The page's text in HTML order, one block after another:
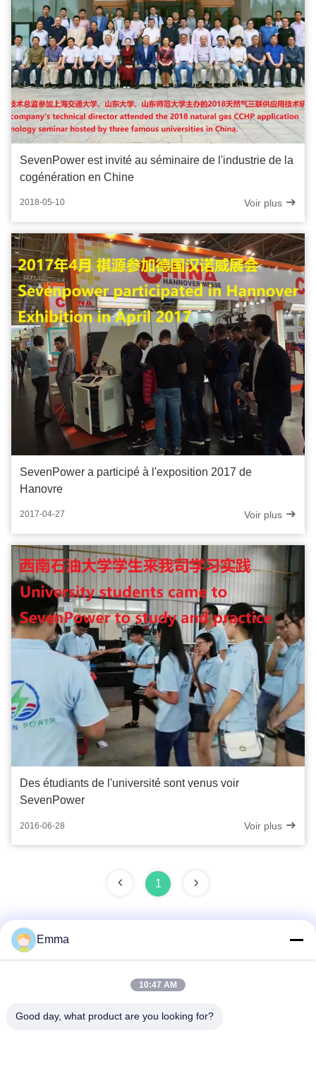
SevenPower est invité au séminaire de l'industrie de la
cogénération en Chine
2018-05-10 Voir plus
SevenPower a participé à l'exposition 2017 de
Hanovre
2017-04-27 Voir plus
Des étudiants de l'université sont venus voir
SevenPower
2016-06-28 Voir plus
1
No 280 rue WanXing, avenue Longhu, zone industrielle est,
Emma
10:47 AM
Good day, what product are you looking for?